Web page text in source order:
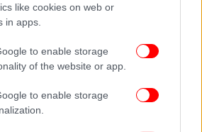
like cookies on web or
in apps.
to enable storage
of the website or app.
to enable storage